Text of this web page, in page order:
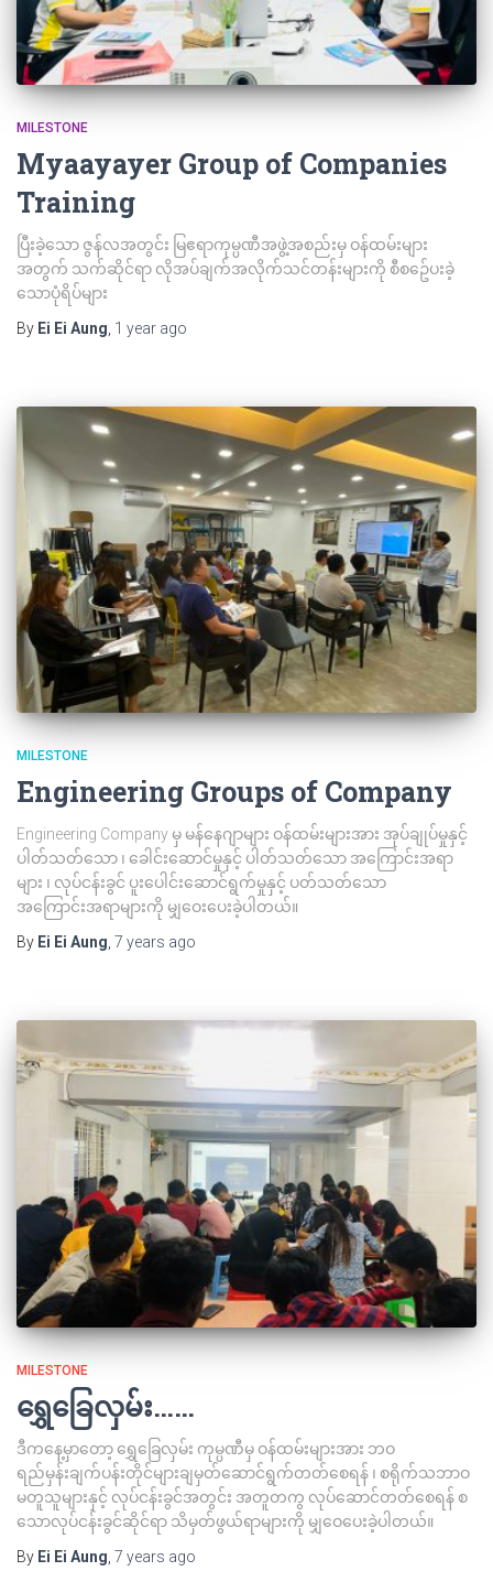
MILESTONE
Myaayayer Group of Companies
Training
ပြီးခဲ့သော ဇွန်လအတွင်း မြဧရာကုမ္ပဏီအဖွဲ့အစည်းမှ ဝန်ထမ်းများ
အတွက် သက်ဆိုင်ရာ လိုအပ်ချက်အလိုက်သင်တန်းများကို စီစဥ်ေပးခဲ့
သောပုံရိပ်များ
By Ei Ei Aung 1 year ago
MILESTONE
Engineering Groups of Company
Engineering Company မှ မန်နေဂျာများ ဝန်ထမ်းများအား အုပ်ချုပ်မှုနှင့်
ပါတ်သတ်သော ၊ ခေါင်းဆောင်မှုနှင့် ပါတ်သတ်သော အကြောင်းအရာ
များ ၊ လုပ်ငန်းခွင် ပူးပေါင်းဆောင်ရွက်မှုနှင့် ပတ်သတ်သော
အကြောင်းအရာများကို မျှဝေးပေးခဲ့ပါတယ်။
By Ei Ei Aung, 7 years ago
MILESTONE
ရွှေခြေလှမ်း……
ဒီကနေ့မှာတော့ ရွှေခြေလှမ်း ကုမ္ပဏီမှ ဝန်ထမ်းများအား ဘဝ
ရည်မှန်းချက်ပန်းတိုင်များချမှတ်ဆောင်ရွက်တတ်စေရန် ၊ စရိုက်သဘာဝ
မတူသူများနှင့် လုပ်ငန်းခွင်အတွင်း အတူတကွ လုပ်ဆောင်တတ်စေရန် စ
သောလုပ်ငန်းခွင်ဆိုင်ရာ သိမှတ်ဖွယ်ရာများကို မျှဝေပေးခဲ့ပါတယ်။
By Ei Ei Aung 7 years ago